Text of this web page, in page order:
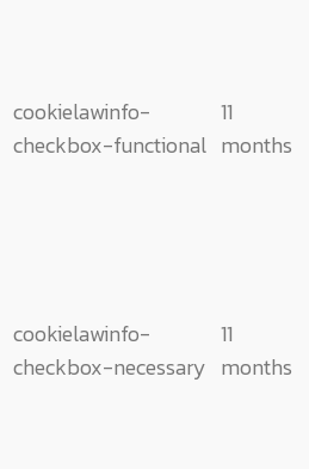
cookielawinfo-
checkbox-functional
11
months
cookielawinfo-
checkbox-necessary
11
months